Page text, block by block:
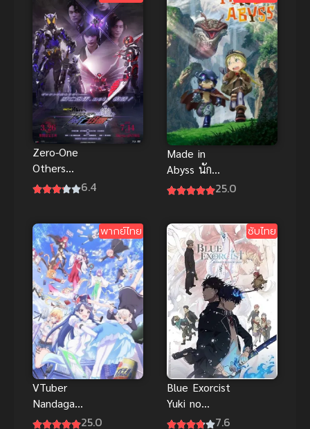
น่ารัก
Zero-One
Others
Kamen Rider
6.4
Made in
Abyss นัก
บุกเบิกหลุม25.0
พากย์ไทย
VTuber
Nandaga
Haishin Kiri25.0
ซับไทย
Blue Exorcist
Yuki no
Hate-hen เอ็ก
7.6